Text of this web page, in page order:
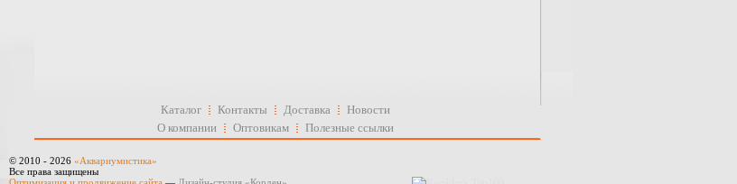
Каталог Контакты Доставка
Новости
О компании
Оптовикам Полезные ссылки
© 2010 - 2026 «Аквариумистика»
Все права защищены